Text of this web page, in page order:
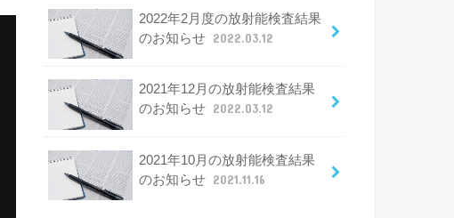
2022年2月度の放射能検査結果
のお知らせ 2022.03.12
2021年12月の放射能検査結果
のお知らせ 2022.03.12
2021年10月の放射能検査結果
のお知らせ 2021.11.16